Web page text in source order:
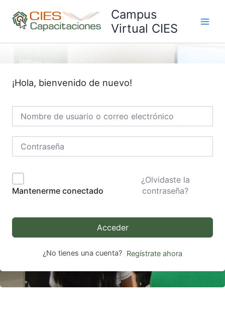
contenido
Campus
Virtual CIES
¡Hola, bienvenido de nuevo!
Mantenerme conectado
¿Olvidaste la
contraseña?
Acceder
¿No tienes una cuenta? Regístrate ahora